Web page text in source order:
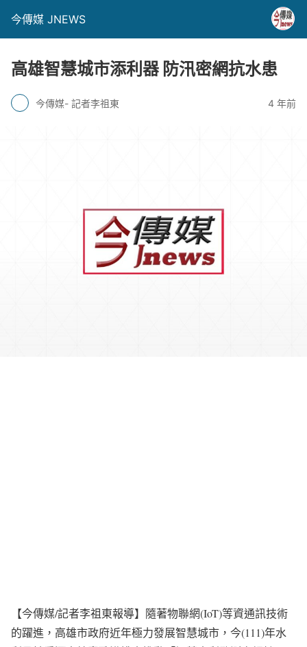
今傳媒 JNEWS
高雄智慧城市添利器 防汛密網抗水患
今傳媒- 記者李祖東 4 年前
【今傳媒/記者李祖東報導】隨著物聯網(IoT)等資通訊技術
的躍進，高雄市政府近年極力發展智慧城市，今(111)年水